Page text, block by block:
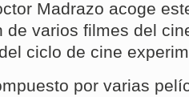
Madrazo acoge
de varios filmes del
ciclo de cine
por varias